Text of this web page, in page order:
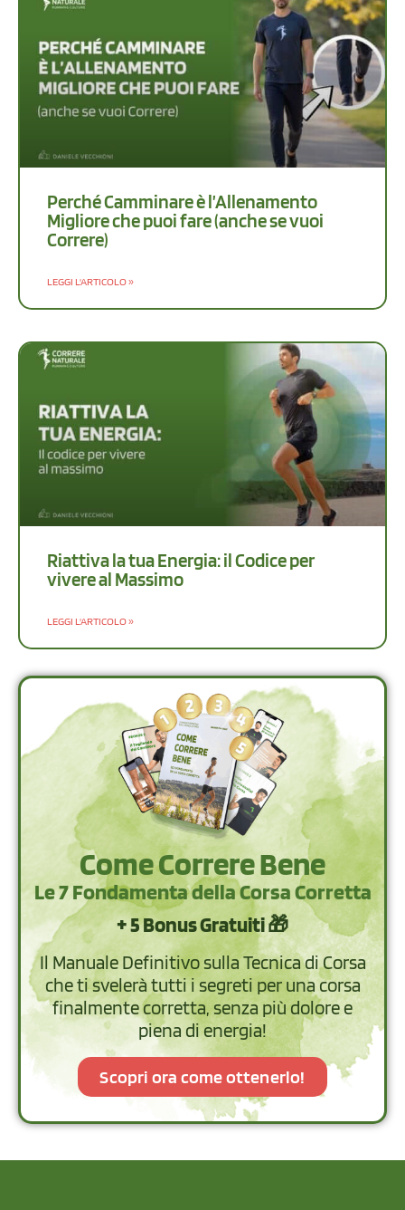
Perché Camminare è l’Allenamento
Migliore che puoi fare (anche se vuoi
Correre)
LEGGI L'ARTICOLO »
Riattiva la tua Energia: il Codice per
vivere al Massimo
LEGGI L'ARTICOLO »
Come Correre Bene
Le 7 Fondamenta della Corsa Corretta
+ 5 Bonus Gratuiti 🎁
Il Manuale Definitivo sulla Tecnica di Corsa
che ti svelerà tutti i segreti per una corsa
finalmente corretta, senza più dolore e
piena di energia!
Scopri ora come ottenerlo!